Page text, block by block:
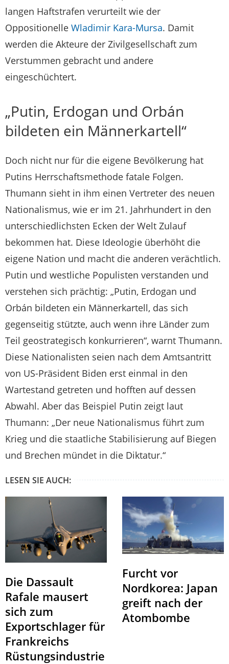
langen Haftstrafen verurteilt wie der
Oppositionelle Wladimir Kara-Mursa. Damit
werden die Akteure der Zivilgesellschaft zum
Verstummen gebracht und andere
eingeschüchtert.
„Putin, Erdogan und Orbán
bildeten ein Männerkartell“
Doch nicht nur für die eigene Bevölkerung hat
Putins Herrschaftsmethode fatale Folgen.
Thumann sieht in ihm einen Vertreter des neuen
Nationalismus, wie er im 21. Jahrhundert in den
unterschiedlichsten Ecken der Welt Zulauf
bekommen hat. Diese Ideologie überhöht die
eigene Nation und macht die anderen verächtlich.
Putin und westliche Populisten verstanden und
verstehen sich prächtig: „Putin, Erdogan und
Orbán bildeten ein Männerkartell, das sich
gegenseitig stützte, auch wenn ihre Länder zum
Teil geostrategisch konkurrieren“, warnt Thumann.
Diese Nationalisten seien nach dem Amtsantritt
von US-Präsident Biden erst einmal in den
Wartestand getreten und hofften auf dessen
Abwahl. Aber das Beispiel Putin zeigt laut
Thumann: „Der neue Nationalismus führt zum
Krieg und die staatliche Stabilisierung auf Biegen
und Brechen mündet in die Diktatur.“
LESEN SIE AUCH:
Die Dassault
Rafale mausert
sich zum
Exportschlager für
Frankreichs
Rüstungsindustrie
Furcht vor
Nordkorea: Japan
greift nach der
Atombombe